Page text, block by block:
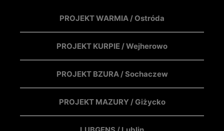
PROJEKT WARMIA / Ostróda
PROJEKT KURPIE / Wejherowo
PROJEKT BZURA / Sochaczew
PROJEKT MAZURY / Giżycko